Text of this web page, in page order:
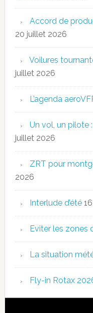
Accord de
20 juillet 2026
Voilures
juillet 2026
L’agenda
Un vol, un pilote
juillet 2026
ZRT pour
2026
Interlude d’été
Eviter les zones
La situation
Fly-in Rotax